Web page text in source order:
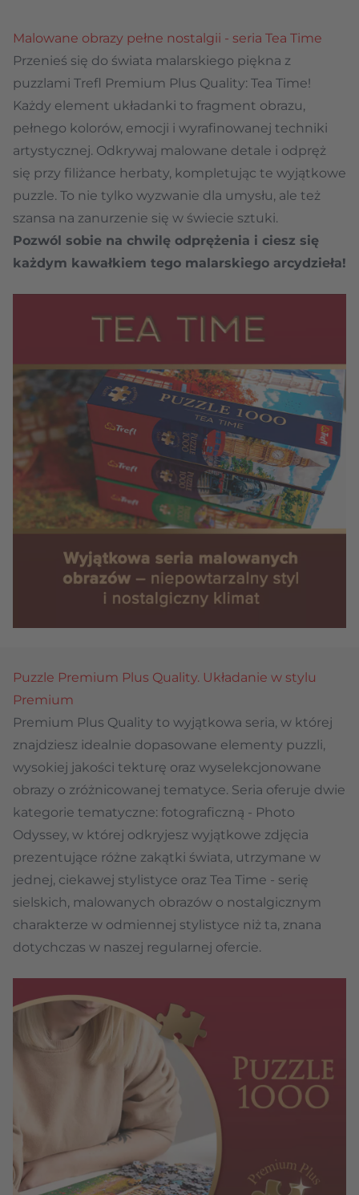
Malowane obrazy pełne nostalgii - seria Tea Time
Przenieś się do świata malarskiego piękna z
puzzlami Trefl Premium Plus Quality: Tea Time!
Każdy element układanki to fragment obrazu,
pełnego kolorów, emocji i wyrafinowanej techniki
artystycznej. Odkrywaj malowane detale i odpręż
się przy filiżance herbaty, kompletując te wyjątkowe
puzzle. To nie tylko wyzwanie dla umysłu, ale też
szansa na zanurzenie się w świecie sztuki.
Pozwól sobie na chwilę odprężenia i ciesz się
każdym kawałkiem tego malarskiego arcydzieła!
Puzzle Premium Plus Quality. Układanie w stylu
Premium
Premium Plus Quality to wyjątkowa seria, w której
znajdziesz idealnie dopasowane elementy puzzli,
wysokiej jakości tekturę oraz wyselekcjonowane
obrazy o zróżnicowanej tematyce. Seria oferuje dwie
kategorie tematyczne: fotograficzną - Photo
Odyssey, w której odkryjesz wyjątkowe zdjęcia
prezentujące różne zakątki świata, utrzymane w
jednej, ciekawej stylistyce oraz Tea Time - serię
sielskich, malowanych obrazów o nostalgicznym
charakterze w odmiennej stylistyce niż ta, znana
dotychczas w naszej regularnej ofercie.